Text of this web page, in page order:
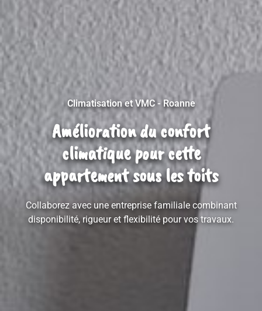
Climatisation et VMC - Roanne
Amélioration du confort
climatique pour cette
appartement sous les toits
Collaborez avec une entreprise familiale combinant
disponibilité, rigueur et flexibilité pour vos travaux.